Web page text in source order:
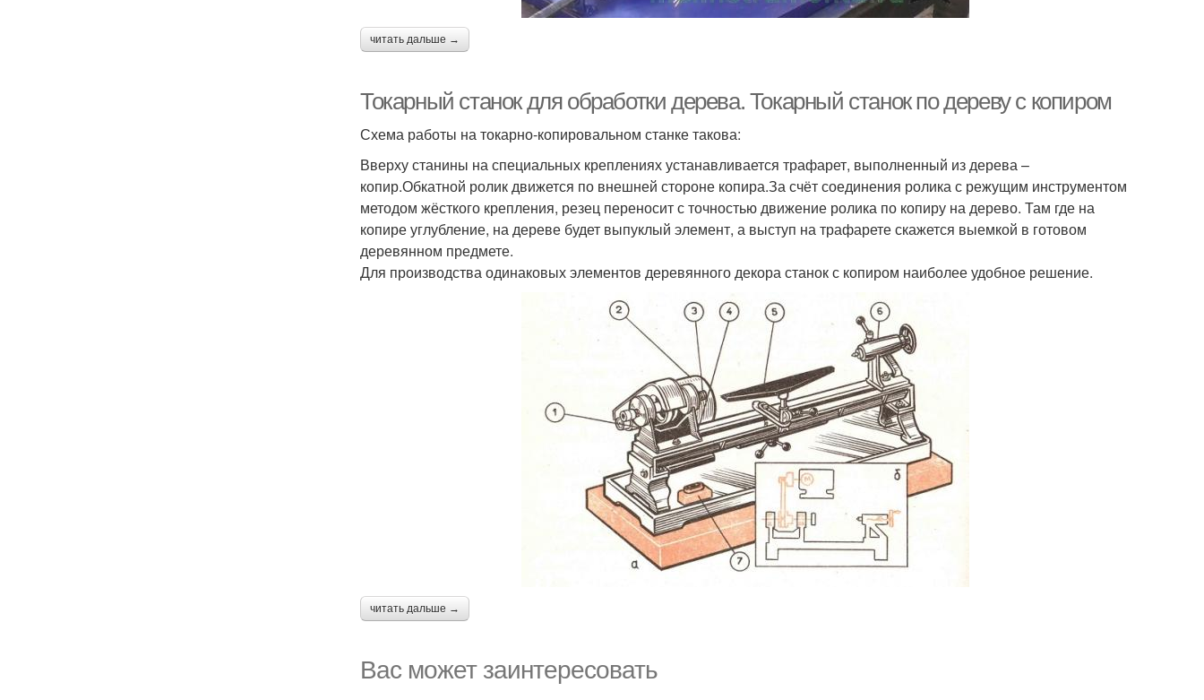
читать дальше →
Токарный станок для обработки дерева. Токарный станок по дереву с копиром
Схема работы на токарно-копировальном станке такова:
Вверху станины на специальных креплениях устанавливается трафарет, выполненный из дерева –
копир.Обкатной ролик движется по внешней стороне копира.За счёт соединения ролика с режущим инструментом
методом жёсткого крепления, резец переносит с точностью движение ролика по копиру на дерево. Там где на
копире углубление, на дереве будет выпуклый элемент, а выступ на трафарете скажется выемкой в готовом
деревянном предмете.
Для производства одинаковых элементов деревянного декора станок с копиром наиболее удобное решение.
читать дальше →
Вас может заинтересовать